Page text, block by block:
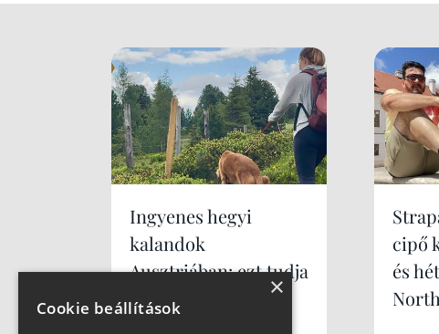
Ingyenes hegyi
kalandok
Ausztriában: ezt tudja
Murau családdal és
cipő
és
×
Cookie beállítások